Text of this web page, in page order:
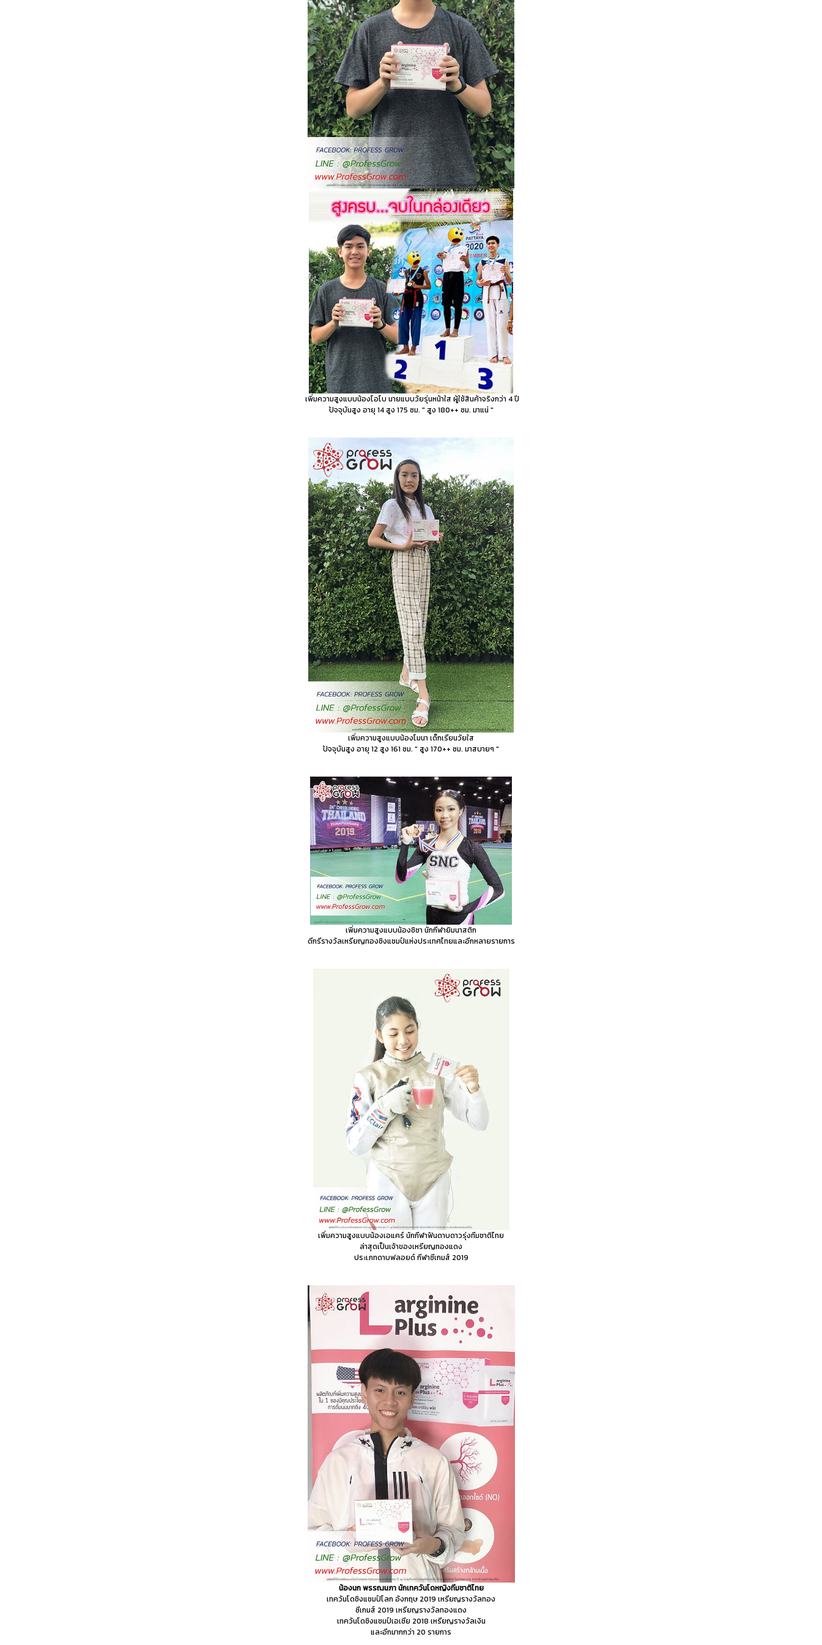
เพิ่มความสูงแบบน้องโอโบ นายแบบวัยรุ่นหน้าใส ผู้ใช้สินค้าจริงกว่า 4 ปี
ปัจจุบันสูง อายุ 14 สูง 175 ซม. " สูง 180++ ซม. มาแน่ "
เพิ่มความสูงแบบน้องโมนา เด็กเรียนวัยใส
ปัจจุบันสูง อายุ 12 สูง 161 ซม. " สูง 170++ ซม. มาสบายๆ "
เพิ่มความสูงแบบน้องชิชา นักกีฬายิมนาสติก
ดีกรีรางวัลเหรียญทองชิงแชมป์แห่งประเทศไทยและอีกหลายรายการ
เพิ่มความสูงแบบน้องเอแคร์นักกีฬาฟันดาบดาวรุ่งทีมชาติไทย
ล่าสุดเป็นเจ้าของเหรียญทองแดง
ประเภทดาบฟลอยด์ กีฬาซีเกมส์ 2019
น้องนก พรรณนภา นักเทควันโดหญิงทีมชาติไทย
เทควันโดชิงแชมป์โลก อังกฤษ 2019 เหรียญรางวัลทอง
ซีเกมส์ 2019 เหรียญรางวัลทองแดง
เทควันโดชิงแชมป์เอเชีย 2018 เหรียญรางวัลเงิน
และอีกมากกว่า 20 รายการ